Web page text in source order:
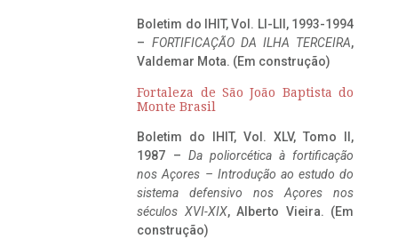
Boletim do IHIT, Vol. LI-LII, 1993-1994
– FORTIFICAÇÃO DA ILHA TERCEIRA,
Valdemar Mota. (Em construção)
Fortaleza de São João Baptista do
Monte Brasil
Boletim do IHIT, Vol. XLV, Tomo II,
1987 – Da poliorcética à fortificação
nos Açores – Introdução ao estudo do
sistema defensivo nos Açores nos
séculos XVI-XIX, Alberto Vieira. (Em
construção)